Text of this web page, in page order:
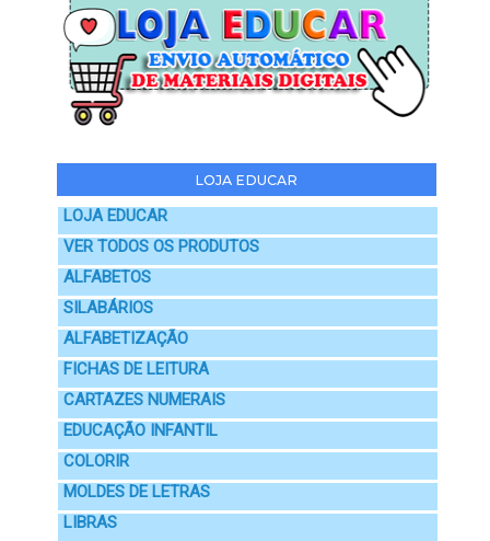
LOJA EDUCAR
LOJA EDUCAR
VER TODOS OS PRODUTOS
ALFABETOS
SILABÁRIOS
ALFABETIZAÇÃO
FICHAS DE LEITURA
CARTAZES NUMERAIS
EDUCAÇÃO INFANTIL
COLORIR
MOLDES DE LETRAS
LIBRAS